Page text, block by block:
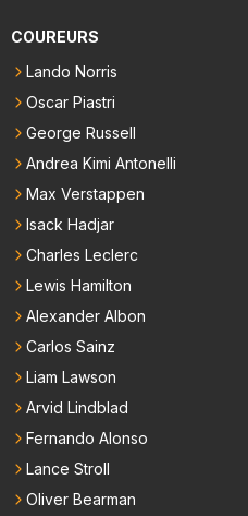
COUREURS
Lando Norris
Oscar Piastri
George Russell
Andrea Kimi Antonelli
Max Verstappen
Isack Hadjar
Charles Leclerc
Lewis Hamilton
Alexander Albon
Carlos Sainz
Liam Lawson
Arvid Lindblad
Fernando Alonso
Lance Stroll
Oliver Bearman